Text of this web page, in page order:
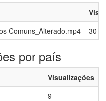
Comuns_Alterado.mp4
30
por país
Visualizações
9